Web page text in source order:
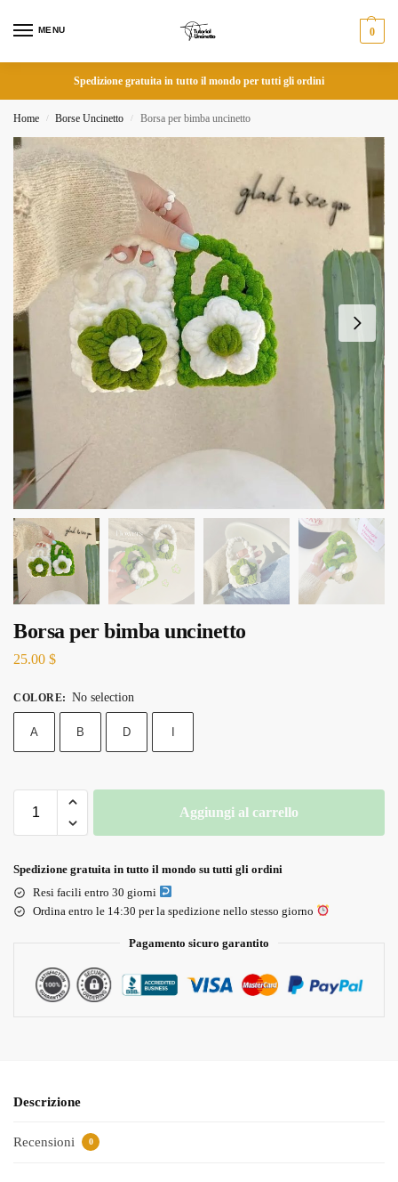
MENU 0
Spedizione gratuita in tutto il mondo per tutti gli ordini
Home / Borse Uncinetto / Borsa per bimba uncinetto
Borsa per bimba uncinetto
25.00 $
COLORE: No selection
A B D I
Aggiungi al carrello
Spedizione gratuita in tutto il mondo su tutti gli ordini
Resi facili entro 30 giorni
Ordina entro le 14:30 per la spedizione nello stesso giorno
Pagamento sicuro garantito
Descrizione
Recensioni 0